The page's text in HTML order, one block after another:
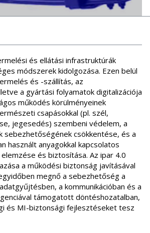
és ellátási infrastruktúrák
módszerek kidolgozása. Ezen belül
és -szállítás, az
a gyártási folyamatok digitalizációja
működés körülményeinek
csapásokkal (pl. szél,
jegesedés) szembeni védelem, a
sebezhetőségének csökkentése, és a
használt anyagokkal kapcsolatos
és biztosítása. Az ipar 4.0
a működési biztonság javításával
megnő a sebezhetőség a
a kommunikációban és a
támogatott döntéshozatalban,
és MI-biztonsági fejlesztéseket tesz